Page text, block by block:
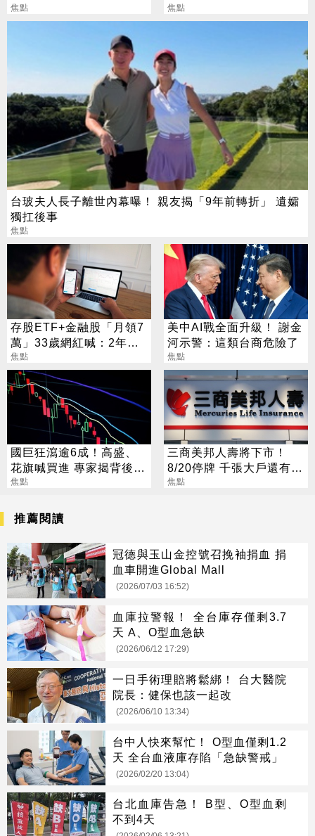
2323萬
焦點
實內容二次傷害
焦點
台玻夫人長子離世內幕曝！ 親友揭「9年前轉折」 遺孀
獨扛後事
焦點
存股ETF+金融股「月領7
萬」33歲網紅喊：2年內
要退休
焦點
美中AI戰全面升級！ 謝金
河示警：這類台商危險了
焦點
國巨狂瀉逾6成！高盛、
花旗喊買進 專家揭背後真
相
焦點
三商美邦人壽將下市！
8/20停牌 千張大戶還有
252人
焦點
推薦閱讀
冠德與玉山金控號召挽袖捐血 捐
血車開進Global Mall
(2026/07/03 16:52)
血庫拉警報！ 全台庫存僅剩3.7
天 A、O型血急缺
(2026/06/12 17:29)
一日手術理賠將鬆綁！ 台大醫院
院長：健保也該一起改
(2026/06/10 13:34)
台中人快來幫忙！ O型血僅剩1.2
天 全台血液庫存陷「急缺警戒」
(2026/02/20 13:04)
台北血庫告急！ B型、O型血剩
不到4天